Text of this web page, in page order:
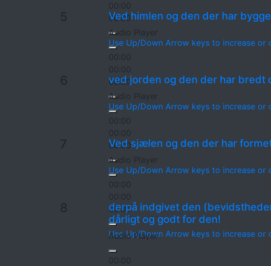
00:00
00:00
Use Up/Down Arrow keys to increase or
5 Ved himlen og den der har
Audio Player
00:00
00:00
00:00
Use Up/Down Arrow keys to increase or
6 ved jorden og den der har bredt
Audio Player
00:00
00:00
00:00
Use Up/Down Arrow keys to increase or
Ved sjælen og den der har
Audio Player
00:00
00:00
00:00
Use Up/Down Arrow keys to increase or
8
derpå indgivet den
dårligt og godt for den!
Audio Player
00:00